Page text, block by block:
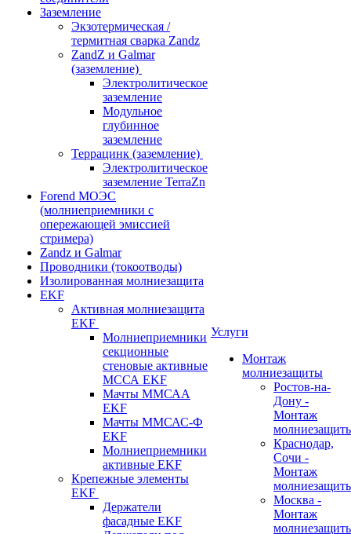
Заземление
Экзотермическая /
термитная сварка Zandz
ZandZ и Galmar
(заземление)
Электролитическое
заземление
Модульное
глубинное
заземление
Террацинк (заземление)
Электролитическое
заземление TerraZn
Forend МОЭС
(молниеприемники с
опережающей эмиссией
стримера)
Zandz и Galmar
Проводники (токоотводы)
Изолированная молниезащита
EKF
Активная молниезащита
EKF
Молниеприемники
секционные
стеновые активные
МССА EKF
Мачты ММСАА
EKF
Мачты ММСАС-Ф
EKF
Молниеприемники
активные EKF
Крепежные элементы
EKF
Держатели
фасадные EKF
Услуги
Монтаж
молниезащиты
Ростов-на-
Дону -
Монтаж
Краснодар,
Сочи -
Монтаж
Москва -
Монтаж